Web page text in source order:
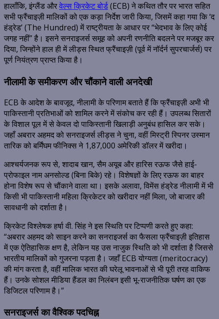
हालाँकि, इंग्लैंड औरवेल्स क्रिकेट बोर्ड(ECB) ने कथित तौर पर भारत सहित
सभी फ्रैंचाइज़ी मालिकों को एक कड़ा निर्देश जारी किया, जिसमें कहा गया कि ‘द
हंड्रेड’ (The Hundred) में राष्ट्रीयता के आधार पर “भेदभाव के लिए कोई
जगह नहीं” है। इसने सनराइजर्स समूह को अपनी रणनीति बदलने पर मजबूर कर
दिया, जिन्होंने हाल ही में लीड्स स्थित फ्रैंचाइज़ी (पूर्व में नॉर्दर्न सुपरचार्जर्स) पर
पूर्ण नियंत्रण प्राप्त किया है।
नीलामी के समीकरण और चौंकाने वाली अनदेखी
ECB के आदेश के बावजूद, नीलामी के परिणाम बताते हैं कि फ्रैंचाइज़ी अभी भी
पाकिस्तानी प्रतिभाओं को शामिल करने में संकोच कर रही हैं। उपलब्ध सितारों
के विशाल पूल में से केवल दो पाकिस्तानी खिलाड़ी अनुबंध हासिल कर सके।
जहाँ अबरार अहमद को सनराइजर्स लीड्स ने चुना, वहीं मिस्ट्री स्पिनर उस्मान
तारिक को बर्मिंघम फीनिक्स ने 1,87,000 अमेरिकी डॉलर में खरीदा।
आश्चर्यजनक रूप से, शादाब खान, सैम अयूब और हारिस रऊफ जैसे हाई-
प्रोफाइल नाम अनसोल्ड (बिना बिके) रहे। विशेषज्ञों के लिए रऊफ का बाहर
होना विशेष रूप से चौंकाने वाला था। इसके अलावा, विमेंस हंड्रेड नीलामी में भी
किसी भी पाकिस्तानी महिला क्रिकेटर को खरीदार नहीं मिला, जो बाजार की
सावधानी को दर्शाता है।
क्रिकेट विश्लेषक हर्षा वी. सिंह ने इस स्थिति पर टिप्पणी करते हुए कहा:
“अबरार अहमद को साइन करने का सनराइजर्स का फैसला फ्रैंचाइज़ी इतिहास
में एक ऐतिहासिक क्षण है, लेकिन यह उस नाजुक स्थिति को भी दर्शाता है जिससे
भारतीय मालिकों को गुजरना पड़ता है। जहाँ ECB योग्यता (meritocracy)
की मांग करता है, वहीं मालिक भारत की घरेलू भावनाओं से भी पूरी तरह वाकिफ
हैं। उनके सोशल मीडिया हैंडल का निलंबन इसी भू-राजनीतिक घर्षण का एक
डिजिटल परिणाम है।”
सनराइजर्स का वैश्विक पदचिह्न